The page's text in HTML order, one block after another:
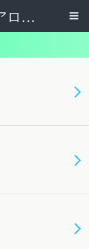
ハワイ情報サイト｜アロハタウンネット